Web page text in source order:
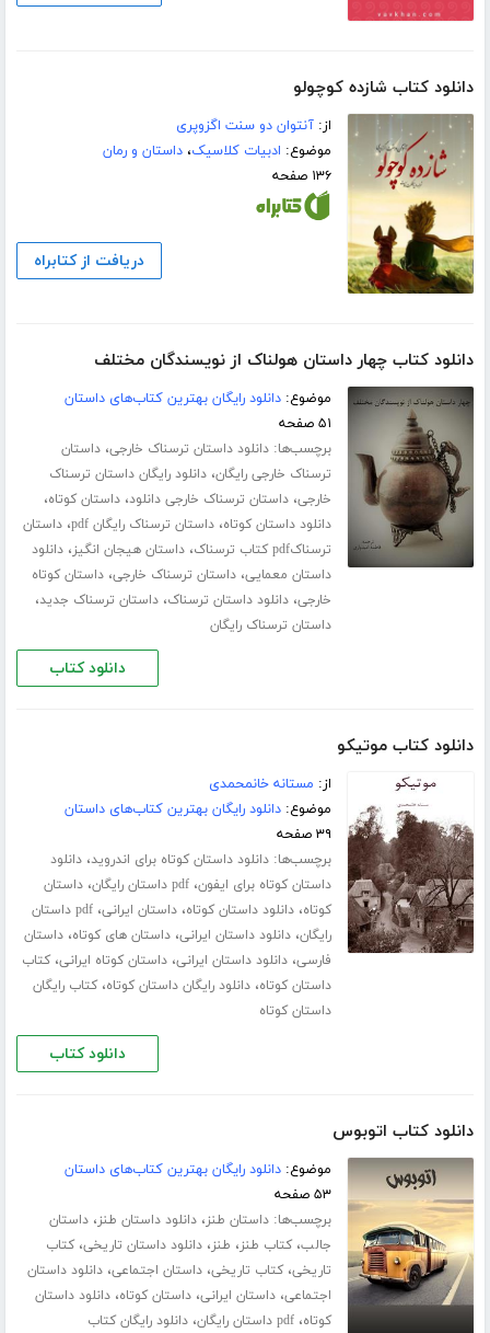
دانلود کتاب شازده کوچولو
از:آنتوان دو سنت اگزوپری
موضوع: ادبیات کلاسیک،داستان و رمان
۱۳۶ صفحه
دریافت از کتابراه
دانلود کتاب چهار داستان هولناک از نویسندگان مختلف
موضوع:دانلود رایگان بهترین کتاب‌های داستان
۵۱ صفحه
برچسب‌ها:دانلود داستان ترسناک خارجی،داستان
ترسناک خارجی رایگان،دانلود رایگان داستان ترسناک
خارجی،داستان ترسناک خارجی دانلود،داستان کوتاه،
دانلود داستان کوتاه،داستان ترسناک رایگان pdf ،داستان
ترسناکpdf کتاب ترسناک
،داستان هیجان انگیز،دانلود
داستان معمایی،داستان ترسناک خارجی،داستان کوتاه
خارجی،دانلود داستان ترسناک،داستان ترسناک جدید،
داستان ترسناک رایگان
دانلود کتاب
دانلود کتاب موتیکو
از: مستانه خانمحمدی
موضوع:دانلود رایگان بهترین کتاب‌های داستان
۳۹ صفحه
برچسب‌ها:دانلود داستان کوتاه برای اندروید،دانلود
داستان کوتاه برای ایفون،pdf داستان رایگان ،داستان
کوتاه،دانلود داستان کوتاه،داستان ایرانی،
pdf داستان
رایگان،دانلود داستان ایرانی،داستان های کوتاه،داستان
فارسی،دانلود داستان ایرانی،داستان کوتاه ایرانی،کتاب
داستان کوتاه،دانلود رایگان داستان کوتاه،کتاب رایگان
داستان کوتاه
دانلود کتاب
دانلود کتاب اتوبوس
موضوع:دانلود رایگان بهترین کتاب‌های داستان
۵۳ صفحه
برچسب‌ها:داستان طنز،دانلود داستان طنز،داستان
جالب،کتاب طنز، طنز،دانلود داستان تاریخی،کتاب
تاریخی،کتاب تاریخی،داستان اجتماعی،دانلود داستان
اجتماعی،داستان ایرانی،داستان کوتاه،دانلود داستان
کوتاه،pdf داستان رایگان ،دانلود رایگان کتاب